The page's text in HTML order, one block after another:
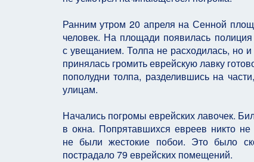
Ранним утром 20 апреля на Сенной
человек. На площади появилась
с увещанием. Толпа не расходилась, но
принялась громить еврейскую лавку
пополудни толпа, разделившись на
улицам.
Начались погромы еврейских лавочек.
в окна. Попрятавшихся евреев никто
не были жестокие побои. Это было
пострадало 79 еврейских помещений.